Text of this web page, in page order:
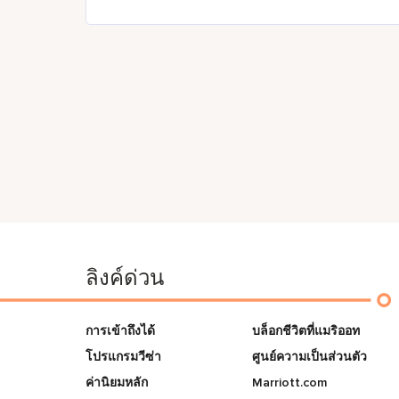
ลิงค์ด่วน
การเข้าถึงได้
โปรแกรมวีซ่า
ค่านิยมหลัก
บล็อกชีวิตที่แมริออท
ศูนย์ความเป็นส่วนตัว
Marriott.com